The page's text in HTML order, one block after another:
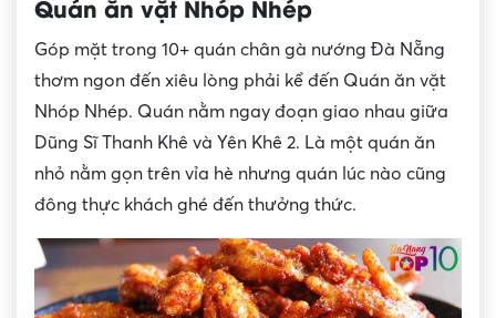
Quán ăn vặt Nhóp Nhép
Góp mặt trong 10+ quán chân gà nướng Đà Nẵng
thơm ngon đến xiêu lòng phải kể đến Quán ăn vặt
Nhóp Nhép. Quán nằm ngay đoạn giao nhau giữa
Dũng Sĩ Thanh Khê và Yên Khê 2. Là một quán ăn
nhỏ nằm gọn trên vỉa hè nhưng quán lúc nào cũng
đông thực khách ghé đến thưởng thức.